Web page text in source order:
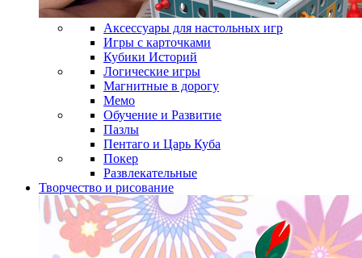
Аксессуары для настольных игр
Игры с карточками
Кубики Историй
Логические игры
Магнитные в дорогу
Мемо
Обучение и Развитие
Пазлы
Пентаго и Царь Куба
Покер
Развлекательные
Творчество и рисование